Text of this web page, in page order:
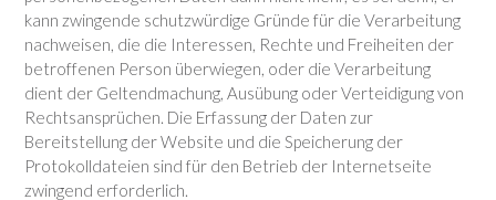
kann zwingende schutzwürdige Gründe für die Verarbeitung
nachweisen, die die Interessen, Rechte und Freiheiten der
betroffenen Person überwiegen, oder die Verarbeitung
dient der Geltendmachung, Ausübung oder Verteidigung von
Rechtsansprüchen. Die Erfassung der Daten zur
Bereitstellung der Website und die Speicherung der
Protokolldateien sind für den Betrieb der Internetseite
zwingend erforderlich.